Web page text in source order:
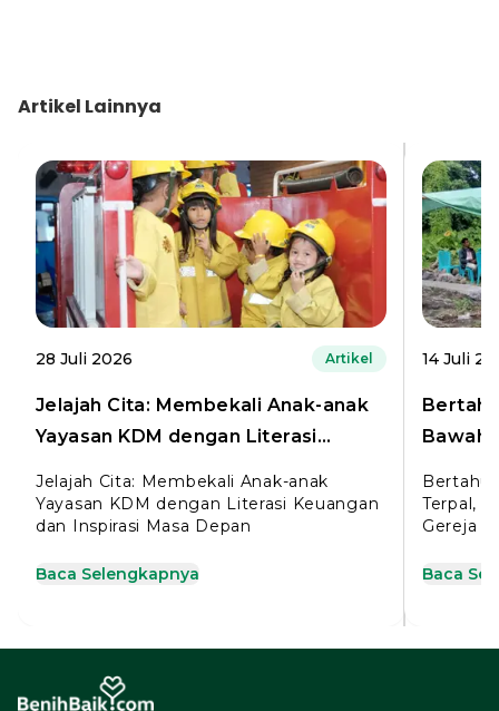
Artikel Lainnya
28 Juli 2026 Artikel
Jelajah Cita: Membekali Anak-anak
Yayasan KDM dengan Literasi
Jelajah Cita: Membekali Anak-anak
Yayasan KDM dengan Literasi Keuangan
dan Inspirasi Masa Depan
Baca Selengkapnya
14 Juli
Bawah
Terpal,
Gereja
Baca